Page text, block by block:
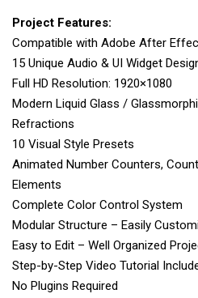
Project Features:
Compatible with Adobe After
15 Unique Audio & UI Widget
Full HD Resolution: 1920×1080
Modern Liquid Glass /
Refractions
10 Visual Style Presets
Animated Number Counters,
Elements
Complete Color Control System
Modular Structure – Easily
Easy to Edit – Well Organized
Step-by-Step Video Tutorial
No Plugins Required